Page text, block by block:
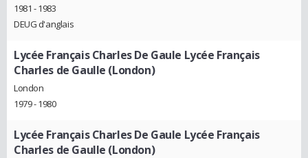
1981 - 1983
DEUG d'anglais
Lycée Français Charles De Gaule Lycée Français
Charles de Gaulle (London)
London
1979 - 1980
Lycée Français Charles De Gaule Lycée Français
Charles de Gaulle (London)